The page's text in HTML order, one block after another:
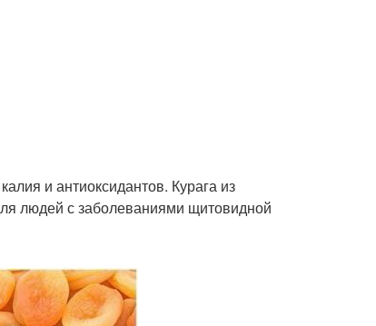
и антиоксидантов. Курага из
людей с заболеваниями щитовидной